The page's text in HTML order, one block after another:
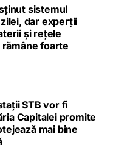
sistemul
dar experții
și rețele
foarte
STB vor fi
Capitalei promite
mai bine